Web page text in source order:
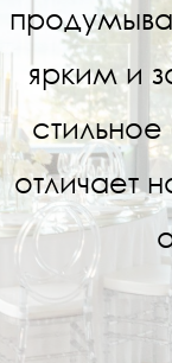
ярким и
отличает